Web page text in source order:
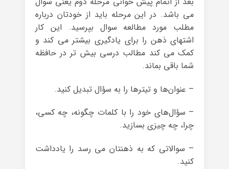
می باشد. در این مرحله باید از خودتان درباره
مطلب مورد مطالعه سوال بپرسید. این کار
اشتهای ذهن را برای یادگیری بیشتر می کند و
کمک می کند مطالب درسی بیش تر در حافظه
شما باقی بماند.
– عنوان‌ها و تیترها را به سؤال تبدیل کنید.
– سؤال‌هاى خود را با کلمات چگونه، چه ‌کسی،
چرا، چه ‌چیزى بسازید.
– سوالاتی که به ذهنتان می رسد را یادداشت
کنید.